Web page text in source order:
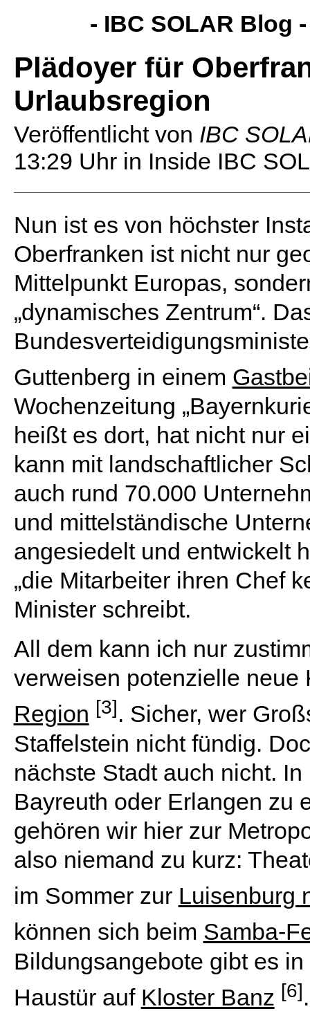
- IBC SOLAR Blog
Plädoyer für
Urlaubsregion
Veröffentlicht von IBC
13:29 Uhr in Inside IBC
Nun ist es von höchster
Oberfranken ist nicht nur
Mittelpunkt Europas,
„dynamisches Zentrum“.
Guttenberg in einem
Wochenzeitung
heißt es dort, hat nicht nur
kann mit landschaftlicher
auch rund 70.000
und mittelständische
angesiedelt und entwickelt
„die Mitarbeiter ihren Chef
Minister schreibt.
All dem kann ich nur
verweisen potenzielle
Region [3]. Sicher, wer
Staffelstein nicht fündig.
nächste Stadt auch nicht.
Bayreuth oder Erlangen zu
gehören wir hier zur
also niemand zu kurz:
im Sommer zur Luisenburg
können sich beim Samba-
Bildungsangebote gibt es
Haustür auf Kloster Banz [6]